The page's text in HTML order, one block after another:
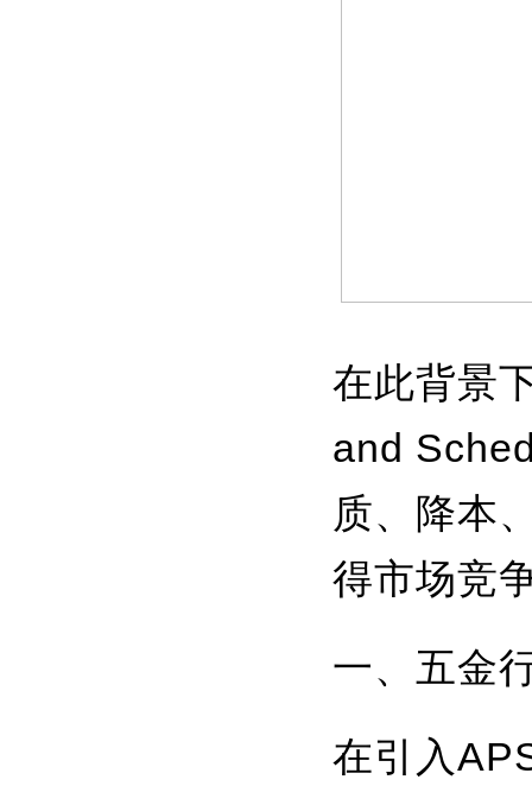
在此背景
and
质、降本
得市场竞
一、五金
在引入